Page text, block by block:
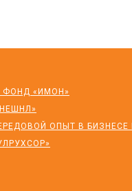
ФОНД «ИМОН»
ОПЫТ В